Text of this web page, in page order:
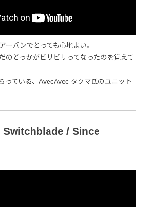
ーバンでとっても心地よい。
のどっかがビリビリってなったのを覚えて
っている、AvecAvec タクマ氏のユニット
Switchblade / Since